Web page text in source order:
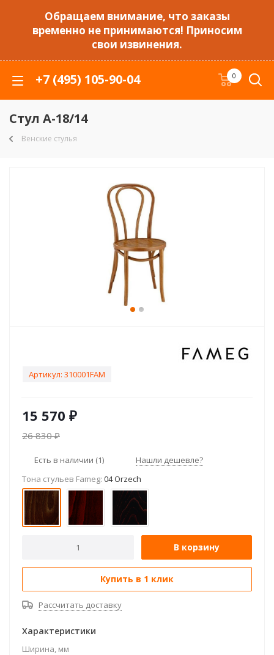
Обращаем внимание, что заказы
временно не принимаются! Приносим
свои извинения.
+7 (495) 105-90-04 0
Стул А-18/14
Венские стулья
Артикул: 310001FAM
15 570 ₽
26 830₽
Есть в наличии (1)
Нашли дешевле?
Тона стульев Fameg: 04 Orzech
В корзину
Купить в 1 клик
Рассчитать доставку
Характеристики
Ширина, мм